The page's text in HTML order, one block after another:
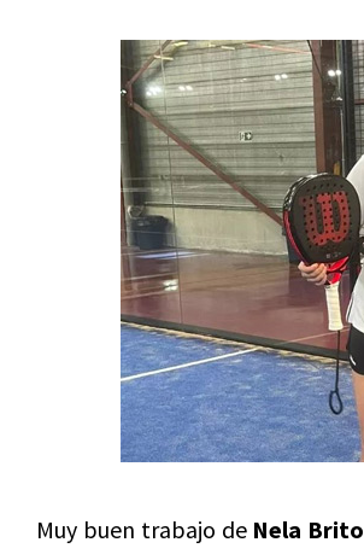
Muy buen trabajo de Nela Brito